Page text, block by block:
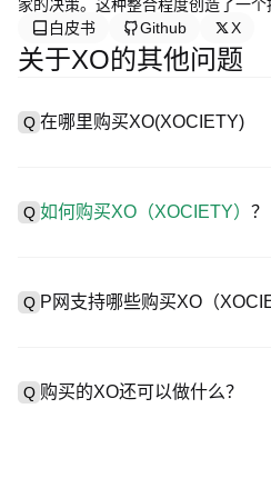
家的决策。这种整合程度创造了一
白皮书
Github X
关于XO的其他问题
Q 在哪里购买XO(XOCIETY)
用户轻松交易。例如，P网支持
步骤2.在账户中存入法币或者加密
步骤3.在CEX中搜索XO。
Q 如何购买XO（XOCIETY） ？
Q P网支持哪些购买XO（
1）信用卡/借记卡（Visa/
2）点对点（P2P）交易，通过托
Q 购买的XO还可以做什么？